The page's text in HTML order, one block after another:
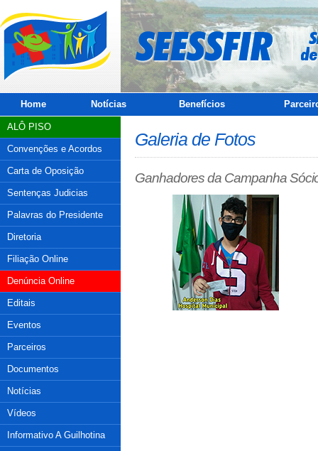
Home Notícias Benefícios
ALÔ PISO
Convenções e Acordos
Carta de Oposição
Sentenças Judicias
Palavras do Presidente
Diretoria
Filiação Online
Denúncia Online
Editais
Eventos
Parceiros
Documentos
Notícias
Vídeos
Informativo A Guilhotina
Galeria de Fotos
Ganhadores da Campanha